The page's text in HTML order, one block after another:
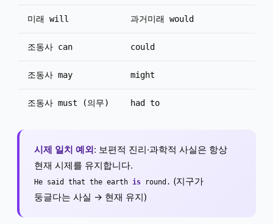
미래 will 과거미래 would
조동사 can could
조동사 may might
조동사 must (의무) had to
시제 일치 예외: 보편적 진리·과학적 사실은 항상
현재 시제를 유지합니다.
He said that the earth is round. (지구가
둥글다는 사실 → 현재 유지)